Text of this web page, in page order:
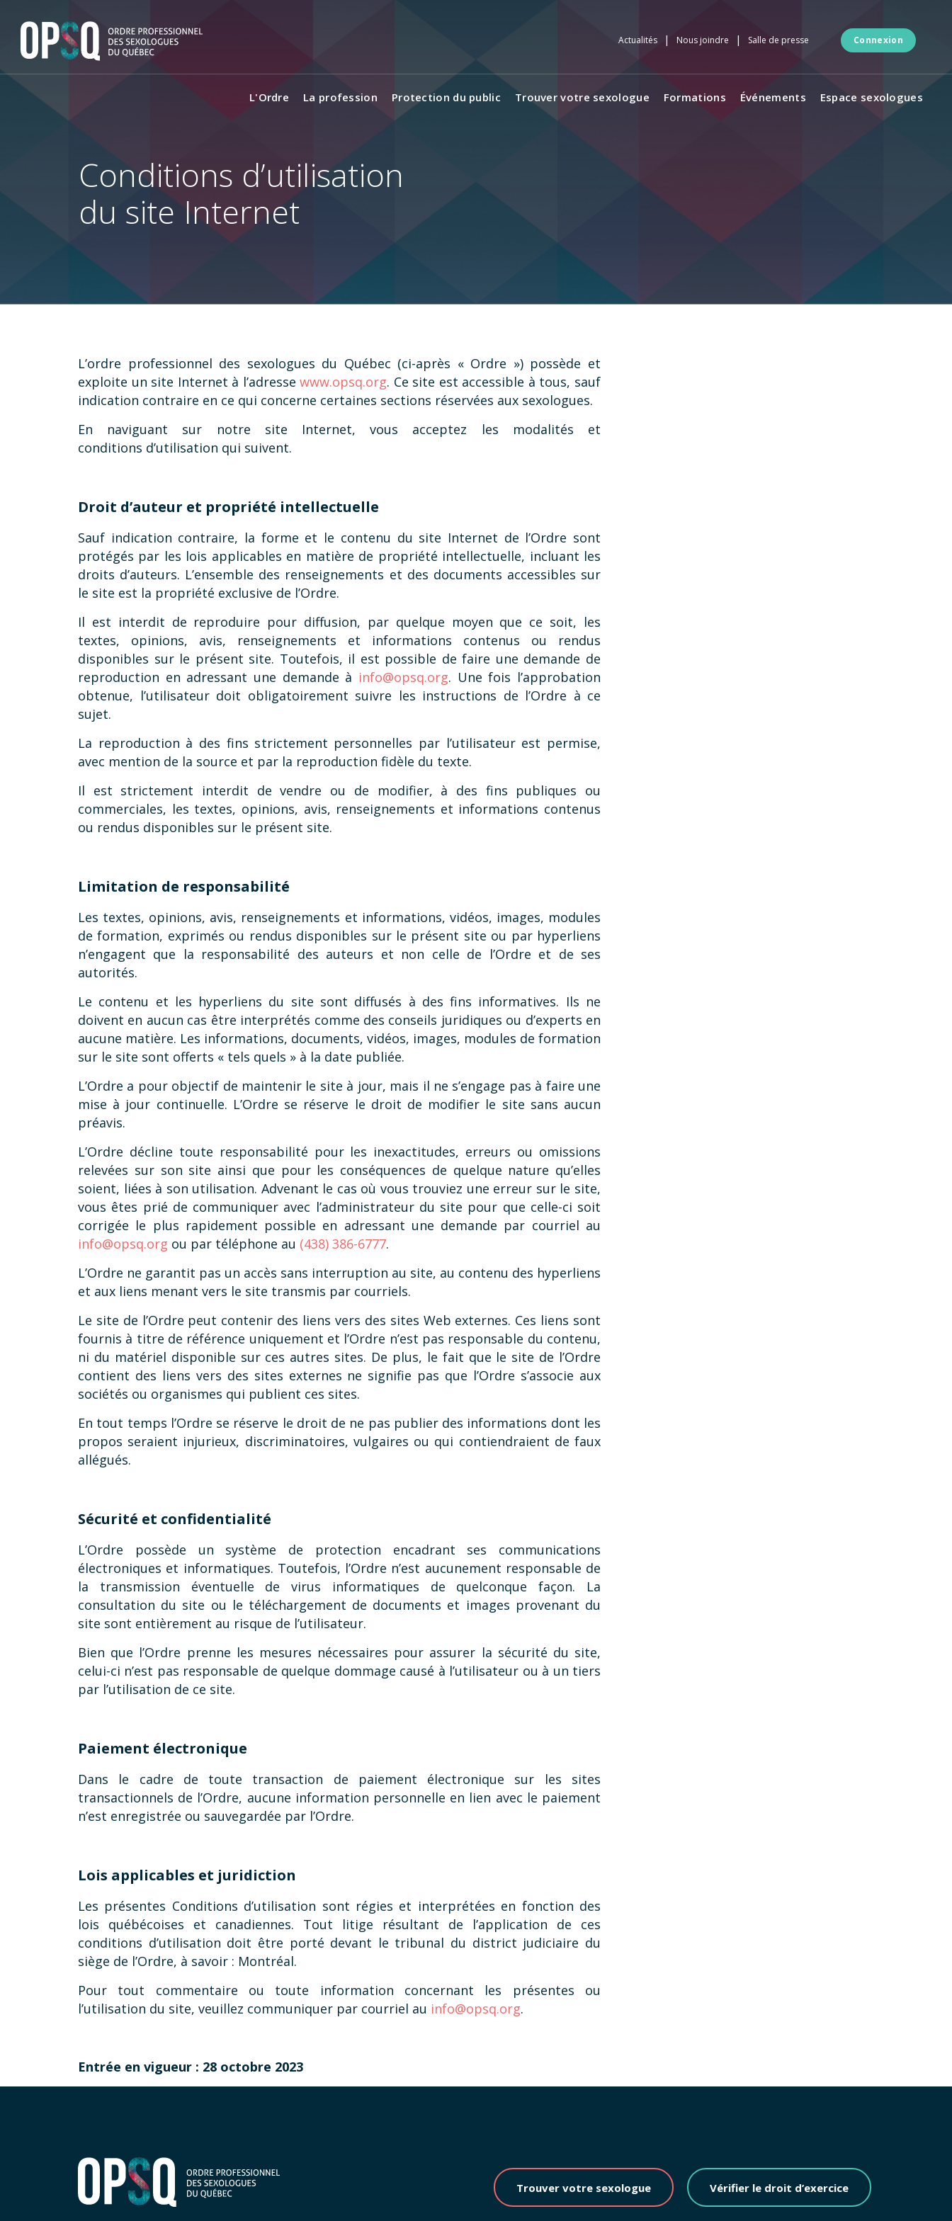
Actualités | Nous joindre | Salle de presse Connexion
L'Ordre La profession Protection du public Trouver votre sexologue Formations Événements Espace sexologues
Conditions d’utilisation
du site Internet
L’ordre professionnel des sexologues du Québec (ci-après « Ordre ») possède et
exploite un site Internet à l’adressewww.opsq.org. Ce site est accessible à tous, sauf
indication contraire en ce qui concerne certaines sections réservées aux sexologues.
En naviguant sur notre site Internet, vous acceptez les modalités et
conditions d’utilisation qui suivent.
Droit d’auteur et propriété intellectuelle
Sauf indication contraire, la forme et le contenu du site Internet de l’Ordre sont
protégés par les lois applicables en matière de propriété intellectuelle, incluant les
droits d’auteurs. L’ensemble des renseignements et des documents accessibles sur
le site est la propriété exclusive de l’Ordre.
Il est interdit de reproduire pour diffusion, par quelque moyen que ce soit, les
textes, opinions, avis, renseignements et informations contenus ou rendus
disponibles sur le présent site. Toutefois, il est possible de faire une demande de
reproduction en adressant une demande à info@opsq.org. Une fois l’approbation
obtenue, l’utilisateur doit obligatoirement suivre les instructions de l’Ordre à ce
sujet.
La reproduction à des fins strictement personnelles par l’utilisateur est permise,
avec mention de la source et par la reproduction fidèle du texte.
Il est strictement interdit de vendre ou de modifier, à des fins publiques ou
commerciales, les textes, opinions, avis, renseignements et informations contenus
ou rendus disponibles sur le présent site.
Limitation de responsabilité
Les textes, opinions, avis, renseignements et informations, vidéos, images, modules
de formation, exprimés ou rendus disponibles sur le présent site ou par hyperliens
n’engagent que la responsabilité des auteurs et non celle de l’Ordre et de ses
autorités.
Le contenu et les hyperliens du site sont diffusés à des fins informatives. Ils ne
doivent en aucun cas être interprétés comme des conseils juridiques ou d’experts en
aucune matière. Les informations, documents, vidéos, images, modules de formation
sur le site sont offerts « tels quels » à la date publiée.
L’Ordre a pour objectif de maintenir le site à jour, mais il ne s’engage pas à faire une
mise à jour continuelle. L’Ordre se réserve le droit de modifier le site sans aucun
préavis.
L’Ordre décline toute responsabilité pour les inexactitudes, erreurs ou omissions
relevées sur son site ainsi que pour les conséquences de quelque nature qu’elles
soient, liées à son utilisation. Advenant le cas où vous trouviez une erreur sur le site,
vous êtes prié de communiquer avec l’administrateur du site pour que celle-ci soit
corrigée le plus rapidement possible en adressant une demande par courriel au
info@opsq.org ou par téléphone au (438) 386-6777.
L’Ordre ne garantit pas un accès sans interruption au site, au contenu des hyperliens
et aux liens menant vers le site transmis par courriels.
Le site de l’Ordre peut contenir des liens vers des sites Web externes. Ces liens sont
fournis à titre de référence uniquement et l’Ordre n’est pas responsable du contenu,
ni du matériel disponible sur ces autres sites. De plus, le fait que le site de l’Ordre
contient des liens vers des sites externes ne signifie pas que l’Ordre s’associe aux
sociétés ou organismes qui publient ces sites.
En tout temps l’Ordre se réserve le droit de ne pas publier des informations dont les
propos seraient injurieux, discriminatoires, vulgaires ou qui contiendraient de faux
allégués.
Sécurité et confidentialité
L’Ordre possède un système de protection encadrant ses communications
électroniques et informatiques. Toutefois, l’Ordre n’est aucunement responsable de
la transmission éventuelle de virus informatiques de quelconque façon. La
consultation du site ou le téléchargement de documents et images provenant du
site sont entièrement au risque de l’utilisateur.
Bien que l’Ordre prenne les mesures nécessaires pour assurer la sécurité du site,
celui-ci n’est pas responsable de quelque dommage causé à l’utilisateur ou à un tiers
par l’utilisation de ce site.
Paiement électronique
Dans le cadre de toute transaction de paiement électronique sur les sites
transactionnels de l’Ordre, aucune information personnelle en lien avec le paiement
n’est enregistrée ou sauvegardée par l’Ordre.
Lois applicables et juridiction
Les présentes Conditions d’utilisation sont régies et interprétées en fonction des
lois québécoises et canadiennes. Tout litige résultant de l’application de ces
conditions d’utilisation doit être porté devant le tribunal du district judiciaire du
siège de l’Ordre, à savoir : Montréal.
Pour tout commentaire ou toute information concernant les présentes ou
l’utilisation du site, veuillez communiquer par courriel au info@opsq.org.
Entrée en vigueur : 28 octobre 2023
Trouver votre sexologue Vérifier le droit d’exercice